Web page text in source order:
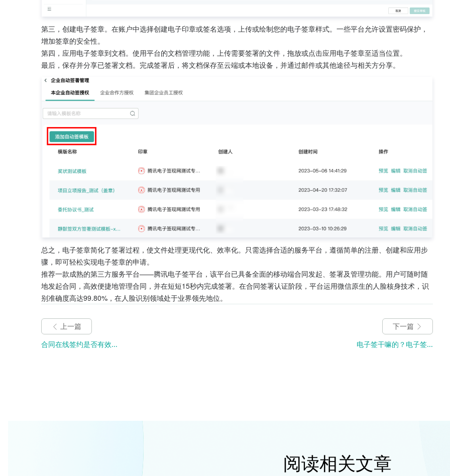
第三，创建电子签章。在账户中选择创建电子印章或签名选项，上传或绘制您的电子签章样式。一些平台允许设置密码保护，
增加签章的安全性。
第四，应用电子签章到文档。使用平台的文档管理功能，上传需要签署的文件，拖放或点击应用电子签章至适当位置。
最后，保存并分享已签署文档。完成签署后，将文档保存至云端或本地设备，并通过邮件或其他途径与相关方分享。
总之，电子签章简化了签署过程，使文件处理更现代化、效率化。只需选择合适的服务平台，遵循简单的注册、创建和应用步
骤，即可轻松实现电子签章的申请。
推荐一款成熟的第三方服务平台——腾讯电子签平台，该平台已具备全面的移动端合同发起、签署及管理功能。用户可随时随
地发起合同，高效便捷地管理合同，并在短短15秒内完成签署。在合同签署认证阶段，平台运用微信原生的人脸核身技术，识
别准确度高达99.80%，在人脸识别领域处于业界领先地位。
上一篇
合同在线签约是否有效...
下一篇
电子签干嘛的？电子签...
阅读相关文章